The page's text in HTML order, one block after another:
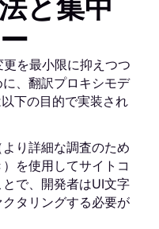
を最小限に抑えつつ
、翻訳プロキシモデ
下の目的で実装され
り詳細な調査のため
を使用してサイトコ
で、開発者はUI文字
タリングする必要が